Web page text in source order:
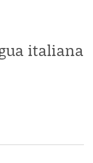
italiana